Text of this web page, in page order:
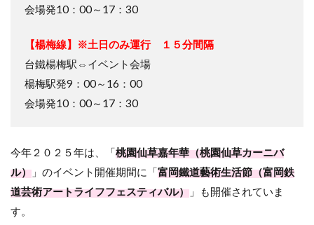
会場発10：00～17：30
【楊梅線】※土日のみ運行 １５分間隔
台鐵楊梅駅⇔イベント会場
楊梅駅発9：00～16：00
会場発10：00～17：30
今年２０２５年は、「桃園仙草嘉年華（桃園仙草カーニバ
ル） 」のイベント開催期間に「富岡鐵道藝術生活節（富岡鉄
道芸術アートライフフェスティバル） 」も開催されていま
す。